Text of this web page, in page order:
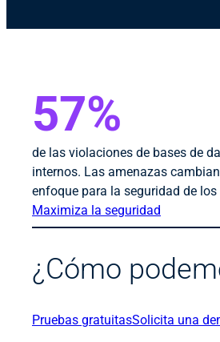
57%
de las violaciones de bases de
internos. Las amenazas
enfoque para la seguridad de los
Maximiza la seguridad
¿Cómo
Pruebas gratuitasSolicita una